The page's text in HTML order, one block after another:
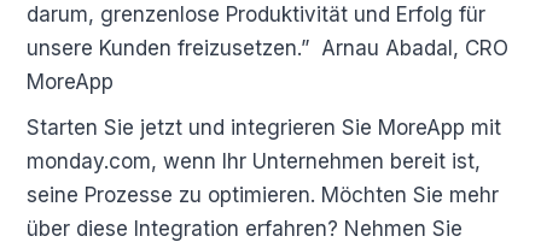
darum, grenzenlose Produktivität und Erfolg für
unsere Kunden freizusetzen.” Arnau Abadal, CRO
MoreApp
Starten Sie jetzt und integrieren Sie MoreApp mit
monday.com, wenn Ihr Unternehmen bereit ist,
seine Prozesse zu optimieren. Möchten Sie mehr
über diese Integration erfahren? Nehmen Sie